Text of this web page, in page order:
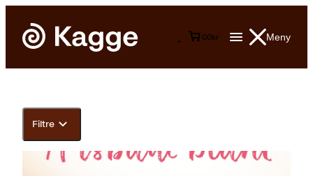
Meny
00kr
Filtre